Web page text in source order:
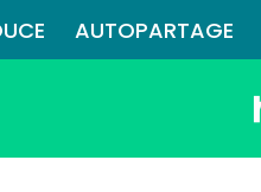
AUTOPARTAGE